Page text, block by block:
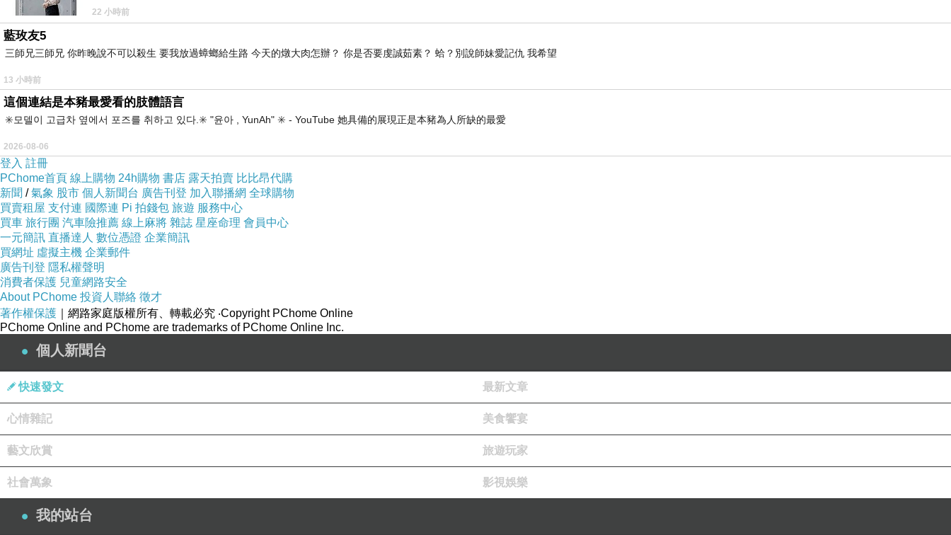
22 小時前
藍玫友5
三師兄三師兄 你昨晚說不可以殺生 要我放過蟑螂給生路 今天的燉大肉怎辦？ 你是否要虔誠茹素？ 蛤？別說師妹愛記仇 我希望
13 小時前
這個連結是本豬最愛看的肢體語言
✳️모델이 고급차 옆에서 포즈를 취하고 있다.✳️ "윤아 , YunAh" ✳️ - YouTube 她具備的展現正是本豬為人所缺的最愛
2026-08-06
登入 註冊
PChome首頁 線上購物 24h購物 書店 露天拍賣 比比昂代購
新聞 /氣象 股市 個人新聞台 廣告刊登 加入聯播網 全球購物
買賣租屋 支付連 國際連 Pi 拍錢包 旅遊 服務中心
買車 旅行團 汽車險推薦 線上麻將 雜誌 星座命理 會員中心
一元簡訊 直播達人 數位憑證 企業簡訊
買網址 虛擬主機 企業郵件
廣告刊登 隱私權聲明
消費者保護 兒童網路安全
About PChome 投資人聯絡 徵才
著作權保護 ｜網路家庭版權所有、轉載必究 ‧Copyright PChome Online
PChome Online and PChome are trademarks of PChome Online Inc.
個人新聞台
快速發文 最新文章
心情雜記 美食饗宴
藝文欣賞 旅遊玩家
社會萬象 影視娛樂
我的站台